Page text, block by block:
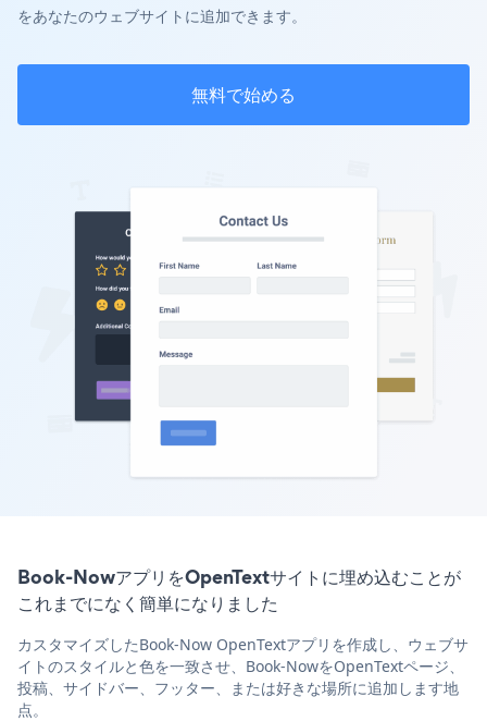
をあなたのウェブサイトに追加できます。
無料で始める
Book-NowアプリをOpenTextサイトに埋め込むことが
これまでになく簡単になりました
カスタマイズしたBook-Now OpenTextアプリを作成し、ウェブサ
イトのスタイルと色を一致させ、Book-NowをOpenTextページ、
投稿、サイドバー、フッター、または好きな場所に追加します地
点。